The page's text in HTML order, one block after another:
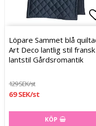
Löpare Sammet blå
Art Deco lantlig stil fransk
lantstil Gårdsromantik
129 SEK/st
69 SEK/st
KÖP